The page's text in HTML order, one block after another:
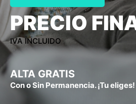
PRECIO
IVA INCLUIDO
ALTA GRATIS
Con o Sin Permanencia. ¡Tu eliges!